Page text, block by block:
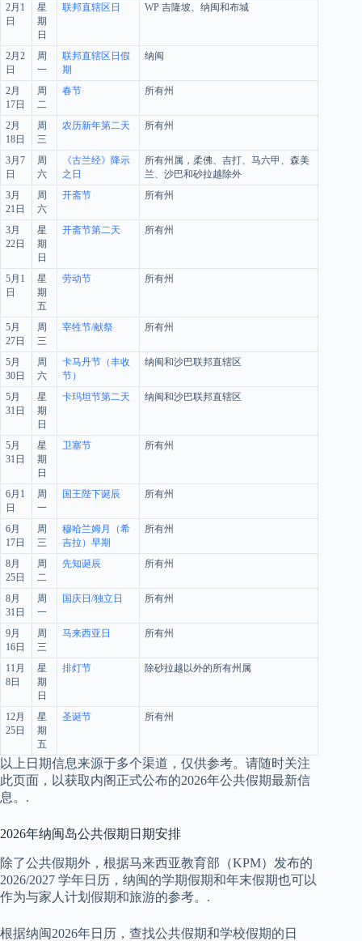
2月1
日
星
期
日
联邦直辖区日 WP 吉隆坡、纳闽和布城
2月2
日
周
一
联邦直辖区日假
期
纳闽
2月
17日
周
二
春节 所有州
2月
18日
周
三
农历新年第二天 所有州
3月7
日
周
六
《古兰经》降示
之日
所有州属，柔佛、吉打、马六甲、森美
兰、沙巴和砂拉越除外
3月
21日
周
六
开斋节 所有州
3月
22日
星
期
日
开斋节第二天 所有州
5月1
日
星
期
五
劳动节 所有州
5月
27日
周
三
宰牲节/献祭 所有州
5月
30日
周
六
卡马丹节（丰收
节）
纳闽和沙巴联邦直辖区
5月
31日
星
期
日
卡玛坦节第二天 纳闽和沙巴联邦直辖区
5月
31日
星
期
日
卫塞节 所有州
6月1
日
周
一
国王陛下诞辰 所有州
6月
17日
周
三
穆哈兰姆月（希
吉拉）早期
所有州
8月
25日
周
二
先知诞辰 所有州
8月
31日
周
一
国庆日/独立日 所有州
9月
16日
周
三
马来西亚日 所有州
11月
8日
星
期
日
排灯节 除砂拉越以外的所有州属
12月
25日
星
期
五
圣诞节 所有州
以上日期信息来源于多个渠道，仅供参考。请随时关注
此页面，以获取内阁正式公布的2026年公共假期最新信
息。.
2026年纳闽岛公共假期日期安排
除了公共假期外，根据马来西亚教育部（KPM）发布的
2026/2027 学年日历，纳闽的学期假期和年末假期也可以
作为与家人计划假期和旅游的参考。.
根据纳闽2026年日历，查找公共假期和学校假期的日